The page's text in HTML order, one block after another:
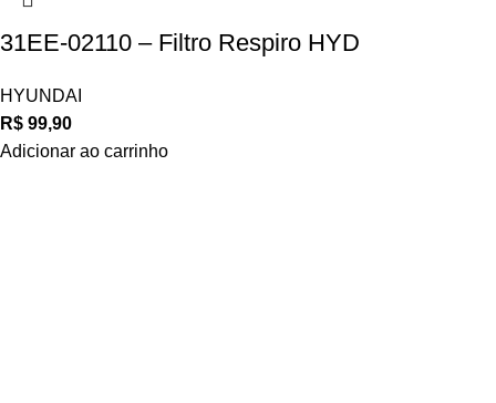
31EE-02110 – Filtro Respiro HYD
HYUNDAI
R$ 99,90
Adicionar ao carrinho